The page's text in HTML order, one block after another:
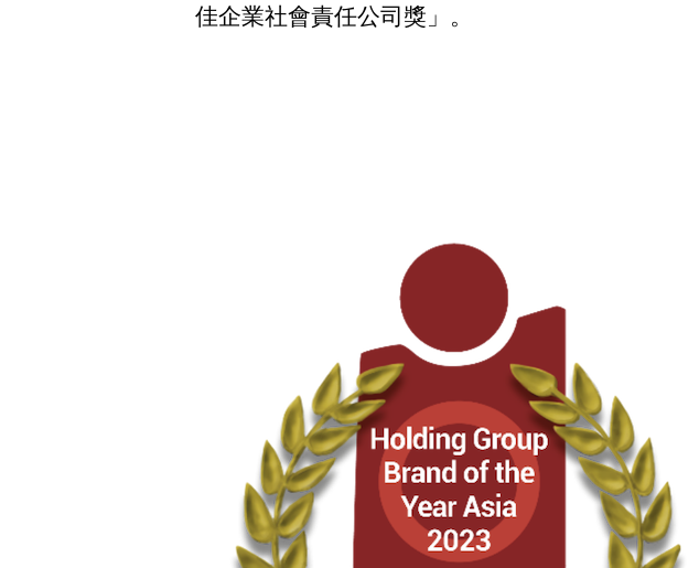
佳企業社會責任公司獎」。